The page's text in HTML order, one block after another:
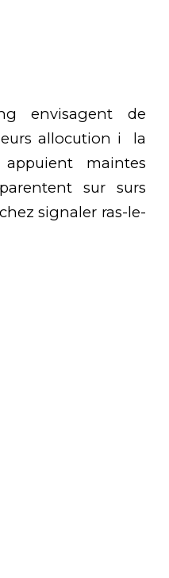
envisagent de
allocution i la
maintes
sur surs
signaler ras-le-